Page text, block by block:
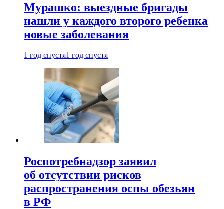
Мурашко: выездные бригады
нашли у каждого второго ребенка
новые заболевания
1 год спустя1 год спустя
Роспотребнадзор заявил
об отсутствии рисков
распространения оспы обезьян
в РФ